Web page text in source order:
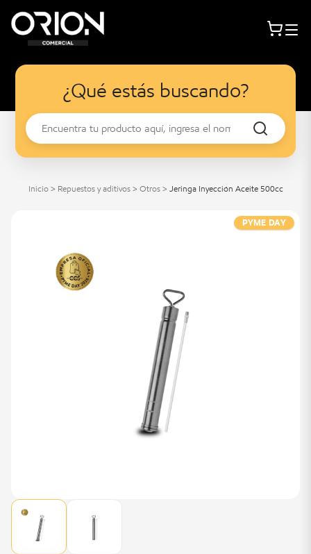
¿Qué estás buscando?
Inicio > Repuestos y aditivos > Otros > Jeringa Inyección Aceite 500cc
PYME DAY